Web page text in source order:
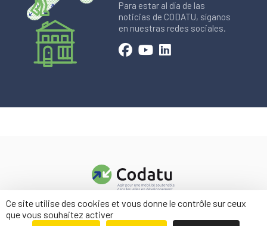
Para estar al día de las
noticias de CODATU, síganos
en nuestras redes sociales.
Ce site utilise des cookies et vous donne le contrôle sur ceux
que vous souhaitez activer